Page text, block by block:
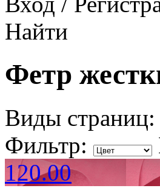
Найти
Фетр
Виды страниц:
Фильтр:
120.00